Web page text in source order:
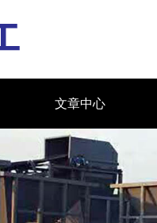
文章中心